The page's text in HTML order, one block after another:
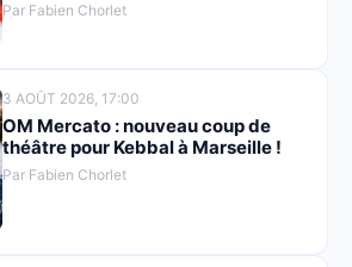
Par Fabien Chorlet
3 AOÛT 2026, 17:00
OM Mercato : nouveau coup de
théâtre pour Kebbal à Marseille !
Par Fabien Chorlet